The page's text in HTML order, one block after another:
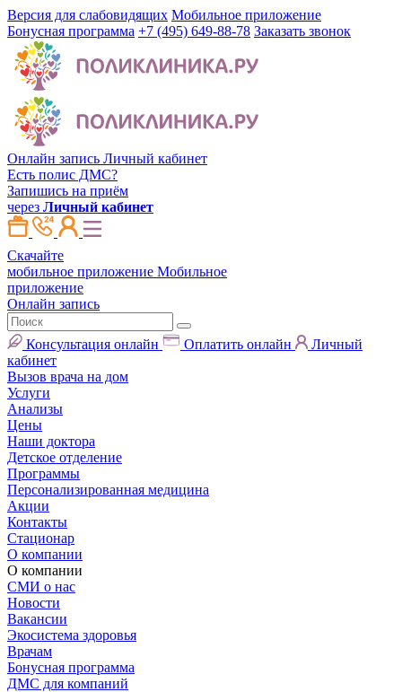
Версия для слабовидящих Мобильное приложение
Бонусная программа +7 (495) 649-88-78 Заказать звонок
Онлайн запись Личный кабинет
Есть полис ДМС?
Запишись на приём
через Личный кабинет
Скачайте
мобильное приложение Мобильное
приложение
Онлайн запись
Консультация онлайн Оплатить онлайн
Личный
кабинет
Вызов врача на дом
Услуги
Анализы
Цены
Наши доктора
Детское отделение
Программы
Персонализированная медицина
Акции
Контакты
Стационар
О компании
О компании
СМИ о нас
Новости
Вакансии
Экосистема здоровья
Врачам
Бонусная программа
ДМС для компаний